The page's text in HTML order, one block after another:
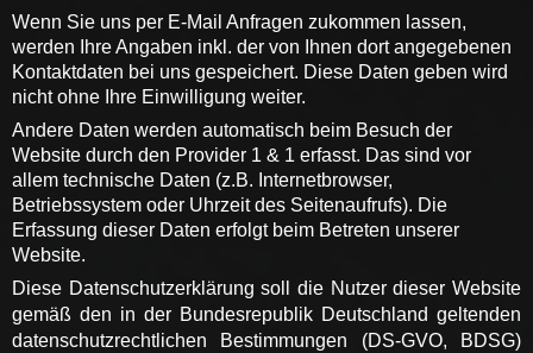
Wenn Sie uns per E-Mail Anfragen zukommen lassen,
werden Ihre Angaben inkl. der von Ihnen dort angegebenen
Kontaktdaten bei uns gespeichert. Diese Daten geben wird
nicht ohne Ihre Einwilligung weiter.
Andere Daten werden automatisch beim Besuch der
Website durch den Provider 1 & 1 erfasst. Das sind vor
allem technische Daten (z.B. Internetbrowser,
Betriebssystem oder Uhrzeit des Seitenaufrufs). Die
Erfassung dieser Daten erfolgt beim Betreten unserer
Website.
Diese Datenschutzerklärung soll die Nutzer dieser Website
gemäß den in der Bundesrepublik Deutschland geltenden
datenschutzrechtlichen Bestimmungen (DS-GVO, BDSG)